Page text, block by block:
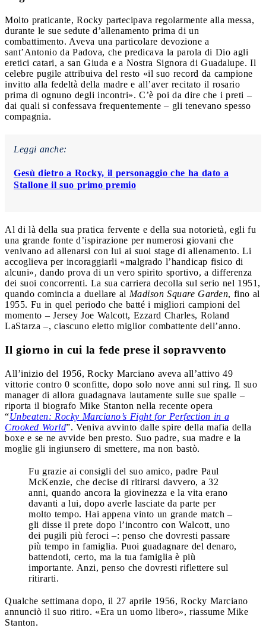
Molto praticante, Rocky partecipava regolarmente alla messa,
durante le sue sedute d’allenamento prima di un
combattimento. Aveva una particolare devozione a
sant’Antonio da Padova, che predicava la parola di Dio agli
eretici catari, a san Giuda e a Nostra Signora di Guadalupe. Il
celebre pugile attribuiva del resto «il suo record da campione
invitto alla fedeltà della madre e all’aver recitato il rosario
prima di ognuno degli incontri». C’è poi da dire che i preti –
dai quali si confessava frequentemente – gli tenevano spesso
compagnia.
Leggi anche:
Gesù dietro a Rocky, il personaggio che ha dato a
Stallone il suo primo premio
Al di là della sua pratica fervente e della sua notorietà, egli fu
una grande fonte d’ispirazione per numerosi giovani che
venivano ad allenarsi con lui ai suoi stage di allenamento. Li
accoglieva per incoraggiarli «malgrado l’handicap fisico di
alcuni», dando prova di un vero spirito sportivo, a differenza
dei suoi concorrenti. La sua carriera decolla sul serio nel 1951,
quando comincia a duellare al Madison Square Garden, fino al
1955. Fu in quel periodo che batté i migliori campioni del
momento – Jersey Joe Walcott, Ezzard Charles, Roland
LaStarza –, ciascuno eletto miglior combattente dell’anno.
Il giorno in cui la fede prese il sopravvento
All’inizio del 1956, Rocky Marciano aveva all’attivo 49
vittorie contro 0 sconfitte, dopo solo nove anni sul ring. Il suo
manager di allora guadagnava lautamente sulle sue spalle –
riporta il biografo Mike Stanton nella recente opera
“Unbeaten: Rocky Marciano’s Fight for Perfection in a
Crooked World”. Veniva avvinto dalle spire della mafia della
boxe e se ne avvide ben presto. Suo padre, sua madre e la
moglie gli ingiunsero di smettere, ma non bastò.
Fu grazie ai consigli del suo amico, padre Paul
McKenzie, che decise di ritirarsi davvero, a 32
anni, quando ancora la giovinezza e la vita erano
davanti a lui, dopo averle lasciate da parte per
molto tempo. Hai appena vinto un grande match –
gli disse il prete dopo l’incontro con Walcott, uno
dei pugili più feroci –: penso che dovresti passare
più tempo in famiglia. Puoi guadagnare del denaro,
battendoti, certo, ma la tua famiglia è più
importante. Anzi, penso che dovresti riflettere sul
ritirarti.
Qualche settimana dopo, il 27 aprile 1956, Rocky Marciano
annunciò il suo ritiro. «Era un uomo libero», riassume Mike
Stanton.